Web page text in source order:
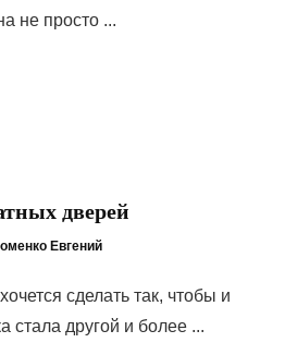
не просто ...
дверей
Евгений
сделать так, чтобы и
стала другой и более ...